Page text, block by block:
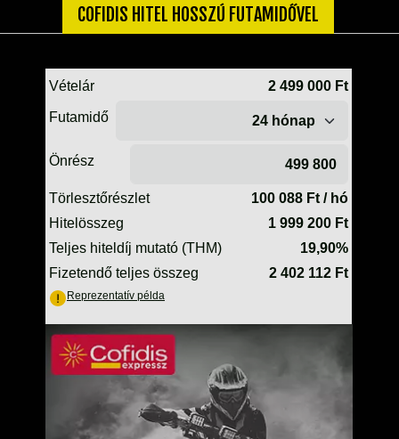
TÖMÍTÉSEK (ROBOGÓ, MOPED, QUAD)
ÜZEMANYAG ELLÁTÓ RENDSZER
%KÉSZLET KISÖPRÉS%
COFIDIS HITEL HOSSZÚ FUTAMIDŐVEL